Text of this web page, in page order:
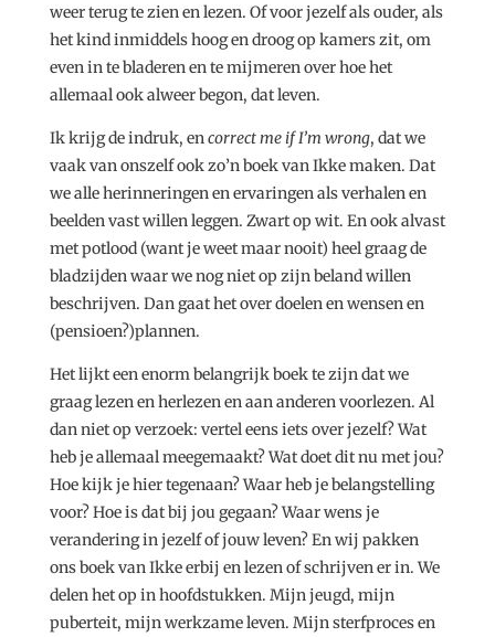
weer terug te zien en lezen. Of voor jezelf als ouder, als
het kind inmiddels hoog en droog op kamers zit, om
even in te bladeren en te mijmeren over hoe het
allemaal ook alweer begon, dat leven.
Ik krijg de indruk, encorrect me if I’m wrong, dat we
vaak van onszelf ook zo’n boek van Ikke maken. Dat
we alle herinneringen en ervaringen als verhalen en
beelden vast willen leggen. Zwart op wit. En ook alvast
met potlood (want je weet maar nooit) heel graag de
bladzijden waar we nog niet op zijn beland willen
beschrijven. Dan gaat het over doelen en wensen en
(pensioen?)plannen.
Het lijkt een enorm belangrijk boek te zijn dat we
graag lezen en herlezen en aan anderen voorlezen. Al
dan niet op verzoek: vertel eens iets over jezelf? Wat
heb je allemaal meegemaakt? Wat doet dit nu met jou?
Hoe kijk je hier tegenaan? Waar heb je belangstelling
voor? Hoe is dat bij jou gegaan? Waar wens je
verandering in jezelf of jouw leven? En wij pakken
ons boek van Ikke erbij en lezen of schrijven er in. We
delen het op in hoofdstukken. Mijn jeugd, mijn
puberteit, mijn werkzame leven. Mijn sterfproces en